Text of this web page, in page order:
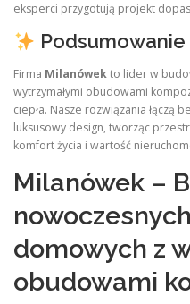
eksperci przygotują projekt
Podsumowanie
Firma Milanówekto lider w
wytrzymałymi obudowami
ciepła. Nasze rozwiązania łączą
luksusowy design, tworząc
komfort życia i wartość
Milanówek –
domowych z
obudowami